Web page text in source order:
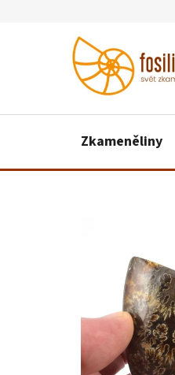
Zkameněliny